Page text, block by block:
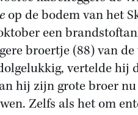
op de bodem van het
een
broertje (88) van
vertelde hij
hij zijn grote broer nu
Zelfs als het om